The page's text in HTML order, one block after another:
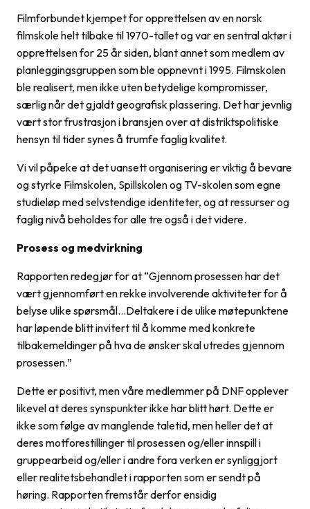
Filmforbundet kjempet for opprettelsen av en norsk
filmskole helt tilbake til 1970-tallet og var en sentral aktør i
opprettelsen for 25 år siden, blant annet som medlem av
planleggingsgruppen som ble oppnevnt i 1995. Filmskolen
ble realisert, men ikke uten betydelige kompromisser,
særlig når det gjaldt geografisk plassering. Det har jevnlig
vært stor frustrasjon i bransjen over at distriktspolitiske
hensyn til tider synes å trumfe faglig kvalitet.
Vi vil påpeke at det uansett organisering er viktig å bevare
og styrke Filmskolen, Spillskolen og TV-skolen som egne
studieløp med selvstendige identiteter, og at ressurser og
faglig nivå beholdes for alle tre også i det videre.
Prosess og medvirkning
Rapporten redegjør for at “Gjennom prosessen har det
vært gjennomført en rekke involverende aktiviteter for å
belyse ulike spørsmål…Deltakere i de ulike møtepunktene
har løpende blitt invitert til å komme med konkrete
tilbakemeldinger på hva de ønsker skal utredes gjennom
prosessen.”
Dette er positivt, men våre medlemmer på DNF opplever
likevel at deres synspunkter ikke har blitt hørt. Dette er
ikke som følge av manglende taletid, men heller det at
deres motforestillinger til prosessen og/eller innspill i
gruppearbeid og/eller i andre fora verken er synliggjort
eller realitetsbehandlet i rapporten som er sendt på
høring. Rapporten fremstår derfor ensidig